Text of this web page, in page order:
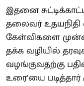
இதனை
தலைவர்
கேள்விகளை
தக்க வழியில்
வழங்குவதற்கு
உரை’யை